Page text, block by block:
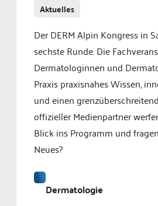
Aktuelles
Der DERM Alpin Kongress in
sechste Runde. Die
Dermatologinnen und
Praxis praxisnahes Wissen,
und einen
offizieller Medienpartner
Blick ins Programm und
Neues?
Dermatologie